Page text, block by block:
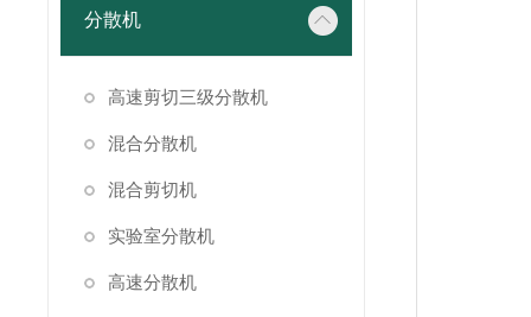
分散机
高速剪切三级分散机
混合分散机
混合剪切机
实验室分散机
高速分散机